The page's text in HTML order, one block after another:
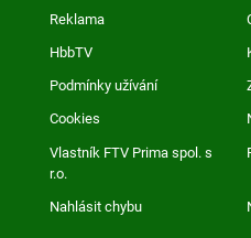
Reklama
HbbTV
Podmínky užívání
Cookies
Vlastník FTV Prima spol. s
r.o.
Nahlásit chybu